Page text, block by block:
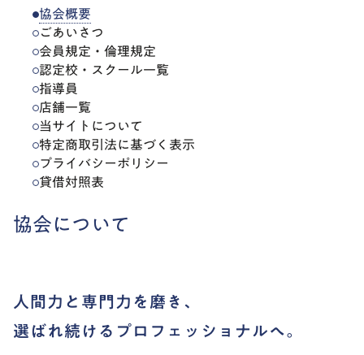
協会について
人間力と専門力を磨き、
選ばれ続けるプロフェッショナルへ。
協会概要
ごあいさつ
会員規定・倫理規定
認定校・スクール一覧
指導員
店舗一覧
当サイトについて
特定商取引法に基づく表示
プライバシーポリシー
貸借対照表